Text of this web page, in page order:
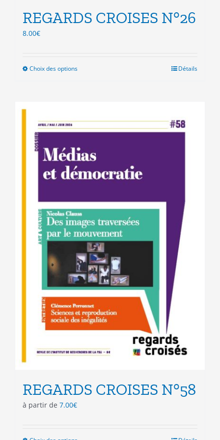
REGARDS CROISES N°26
8.00€
Choix des optionsCe
Les
options
être
choisies
sur
du
produit
Détails
REGARDS CROISES N°58
à partir de 7.00€